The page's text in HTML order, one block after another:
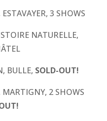
3 SHOWS
NATURELLE,
BULLE, SOLD-OUT!
2 SHOWS